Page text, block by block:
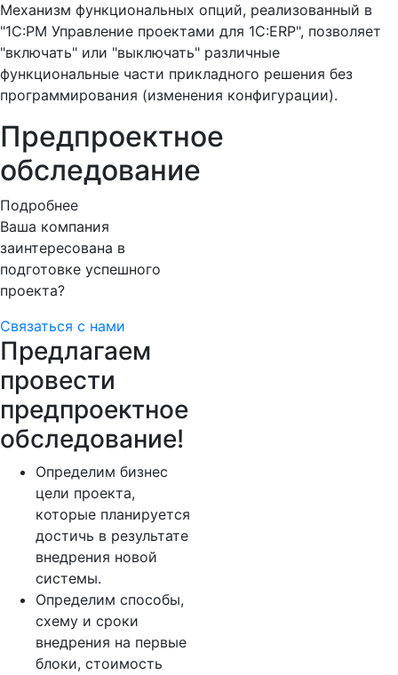
Механизм функциональных опций, реализованный в
"1С:PM Управление проектами для 1С:ERP", позволяет
"включать" или "выключать" различные
функциональные части прикладного решения без
программирования (изменения конфигурации).
Предпроектное
обследование
Подробнее
Ваша компания
заинтересована в
подготовке успешного
проекта?
Связаться с нами
Предлагаем
провести
предпроектное
обследование!
Определим бизнес
цели проекта,
которые планируется
достичь в результате
внедрения новой
системы.
Определим способы,
схему и сроки
внедрения на первые
блоки, стоимость